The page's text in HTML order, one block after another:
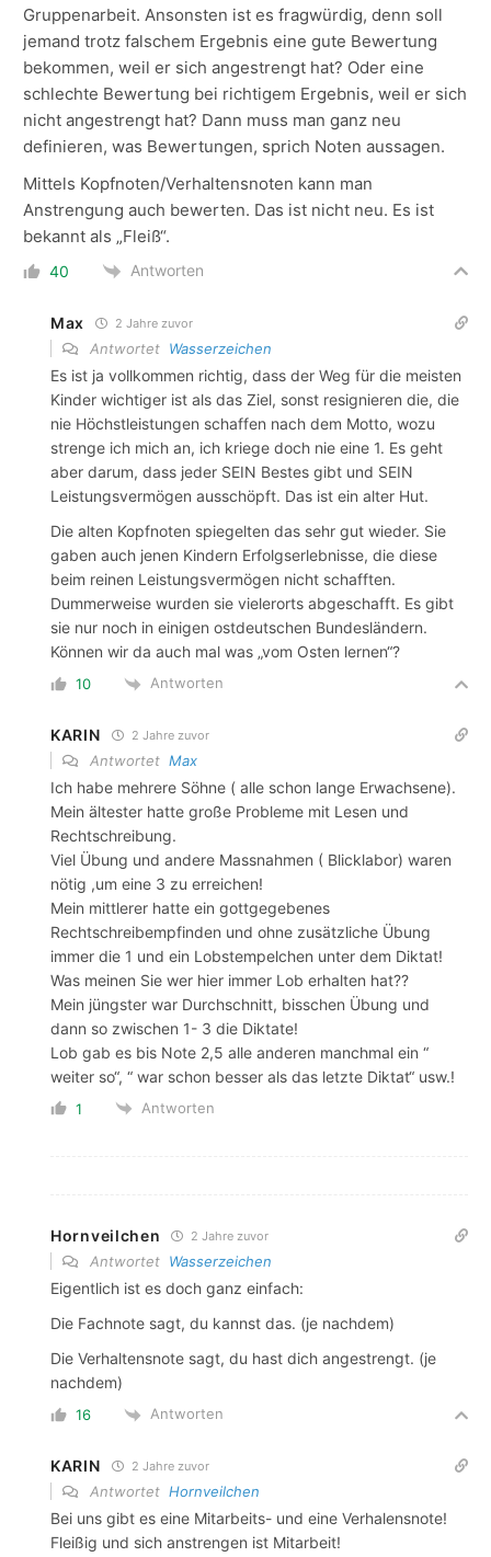
Gruppenarbeit. Ansonsten ist es fragwürdig, denn soll
jemand trotz falschem Ergebnis eine gute Bewertung
bekommen, weil er sich angestrengt hat? Oder eine
schlechte Bewertung bei richtigem Ergebnis, weil er sich
nicht angestrengt hat? Dann muss man ganz neu
definieren, was Bewertungen, sprich Noten aussagen.
Mittels Kopfnoten/Verhaltensnoten kann man
Anstrengung auch bewerten. Das ist nicht neu. Es ist
bekannt als „Fleiß“.
40 Antworten
Max 2 Jahre zuvor
Antwortet Wasserzeichen
Es ist ja vollkommen richtig, dass der Weg für die meisten
Kinder wichtiger ist als das Ziel, sonst resignieren die, die
nie Höchstleistungen schaffen nach dem Motto, wozu
strenge ich mich an, ich kriege doch nie eine 1. Es geht
aber darum, dass jeder SEIN Bestes gibt und SEIN
Leistungsvermögen ausschöpft. Das ist ein alter Hut.
Die alten Kopfnoten spiegelten das sehr gut wieder. Sie
gaben auch jenen Kindern Erfolgserlebnisse, die diese
beim reinen Leistungsvermögen nicht schafften.
Dummerweise wurden sie vielerorts abgeschafft. Es gibt
sie nur noch in einigen ostdeutschen Bundesländern.
Können wir da auch mal was „vom Osten lernen“?
10 Antworten
KARIN 2 Jahre zuvor
Antwortet Max
Ich habe mehrere Söhne ( alle schon lange Erwachsene).
Mein ältester hatte große Probleme mit Lesen und
Rechtschreibung.
Viel Übung und andere Massnahmen ( Blicklabor) waren
nötig ,um eine 3 zu erreichen!
Mein mittlerer hatte ein gottgegebenes
Rechtschreibempfinden und ohne zusätzliche Übung
immer die 1 und ein Lobstempelchen unter dem Diktat!
Was meinen Sie wer hier immer Lob erhalten hat??
Mein jüngster war Durchschnitt, bisschen Übung und
dann so zwischen 1- 3 die Diktate!
Lob gab es bis Note 2,5 alle anderen manchmal ein “
weiter so“, “ war schon besser als das letzte Diktat“ usw.!
1 Antworten
Hornveilchen 2 Jahre zuvor
Antwortet Wasserzeichen
Eigentlich ist es doch ganz einfach:
Die Fachnote sagt, du kannst das. (je nachdem)
Die Verhaltensnote sagt, du hast dich angestrengt. (je
nachdem)
16 Antworten
KARIN 2 Jahre zuvor
Antwortet Hornveilchen
Bei uns gibt es eine Mitarbeits- und eine Verhalensnote!
Fleißig und sich anstrengen ist Mitarbeit!